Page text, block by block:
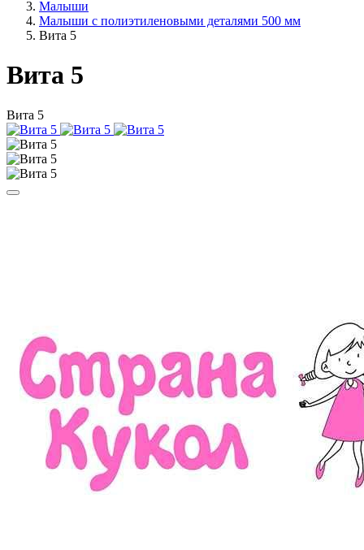
Малыши
Малыши с полиэтиленовыми деталями 500 мм
Вита 5
Вита 5
Вита 5